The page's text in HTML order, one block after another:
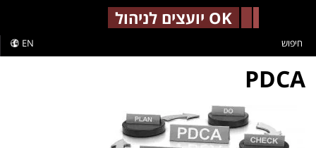
OK יועצים לניהול
EN חיפוש
PDCA